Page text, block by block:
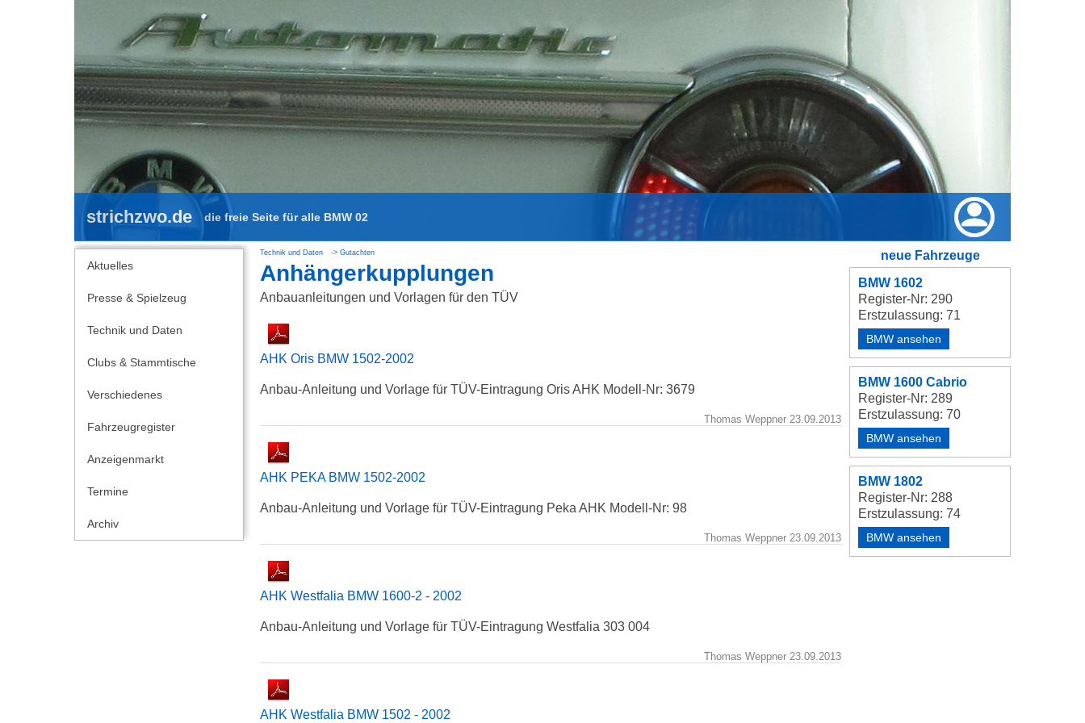
strichzwo.de die freie Seite für alle BMW 02
Aktuelles
Presse & Spielzeug
Technik und Daten
Clubs & Stammtische
Verschiedenes
Fahrzeugregister
Anzeigenmarkt
Termine
Archiv
Technik und Daten Gutachten
Anhängerkupplungen
Anbauanleitungen und Vorlagen für den TÜV
AHK Oris BMW 1502-2002
Anbau-Anleitung und Vorlage für TÜV-Eintragung Oris AHK Modell-Nr: 3679
Thomas Weppner 23.09.2013
AHK PEKA BMW 1502-2002
Anbau-Anleitung und Vorlage für TÜV-Eintragung Peka AHK Modell-Nr: 98
Thomas Weppner 23.09.2013
AHK Westfalia BMW 1600-2 - 2002
Anbau-Anleitung und Vorlage für TÜV-Eintragung Westfalia 303 004
Thomas Weppner 23.09.2013
AHK Westfalia BMW 1502 - 2002
neue Fahrzeuge
BMW 1602
Register-Nr: 290
Erstzulassung: 71
BMW ansehen
BMW 1600 Cabrio
Register-Nr: 289
Erstzulassung: 70
BMW ansehen
BMW 1802
Register-Nr: 288
Erstzulassung: 74
BMW ansehen